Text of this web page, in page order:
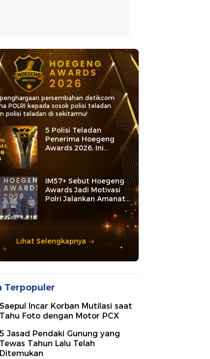
persembahan detikcom
POLRI kepada sosok polisi teladan.
polisi teladan di sekitarmu!
5 Polisi Teladan
Penerima Hoegeng
Awards 2026, Ini
Kategori dan Kiprahnya
IM57+ Sebut Hoegeng
Awards Jadi Motivasi
Polri Jalankan Amanat
Lihat Selengkapnya
Terpopuler
Saepul Incar Korban Mutilasi saat
Tahu Foto dengan Motor PCX
5 Jasad Pendaki Gunung yang
Tewas Tahun Lalu Telah
Ditemukan